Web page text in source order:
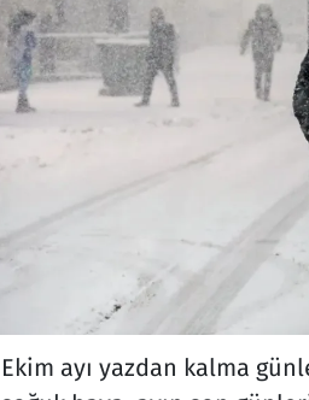
Ekim ayı yazdan kalma